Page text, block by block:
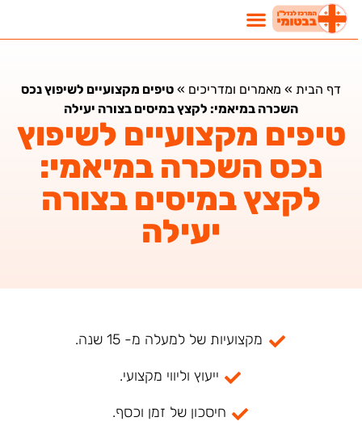
דף הבית»מאמרים ומדריכים»טיפים מקצועיים לשיפוץ נכס
השכרה במיאמי: לקצץ במיסים בצורה יעילה
טיפים מקצועיים לשיפוץ
נכס השכרה במיאמי:
לקצץ במיסים בצורה
יעילה
מקצועיות של למעלה מ- 15 שנה.
ייעוץ וליווי מקצועי.
חיסכון של זמן וכסף.